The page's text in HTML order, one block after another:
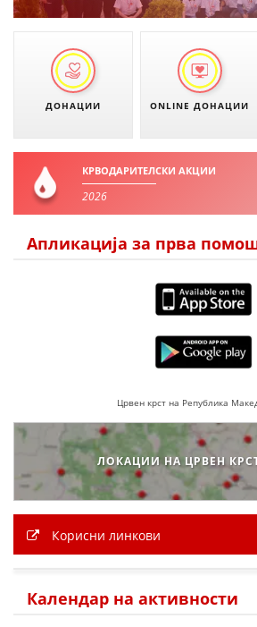
ФОРМУЛАРИ ЗА БАРАЊА
ЗА НАС
ДЕЈСТВУВАЊЕ
ПРИРАЧНИЦИ
СТРАТЕГИИ
ЕДУКАТИВНО ИНФОРМАТИВНИ
БРОШУРИ
ДОНАЦИИ ONLINE ДОНАЦИИ
КРВОДАРИТЕЛСКИ АКЦИИ
2026
Апликација за прва
Црвен крст на Република
ЛОКАЦИИ НА ЦРВЕН
Корисни линкови
Календар на активности